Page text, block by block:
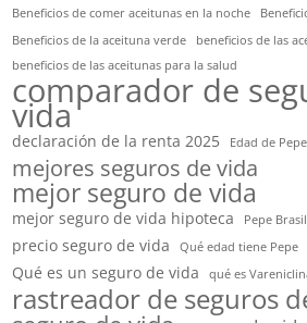
Beneficios de comer aceitunas en la noche
Beneficios de la aceituna verde
beneficios de las
beneficios de las aceitunas para la salud
comparador de
vida
declaración de la renta 2025 Edad de Pepe
mejores seguros de vida
mejor seguro de vida
mejor seguro de vida hipoteca Pepe Brasil
precio seguro de vida Qué edad tiene Pepe
Qué es un seguro de vida qué es
rastreador de seguros